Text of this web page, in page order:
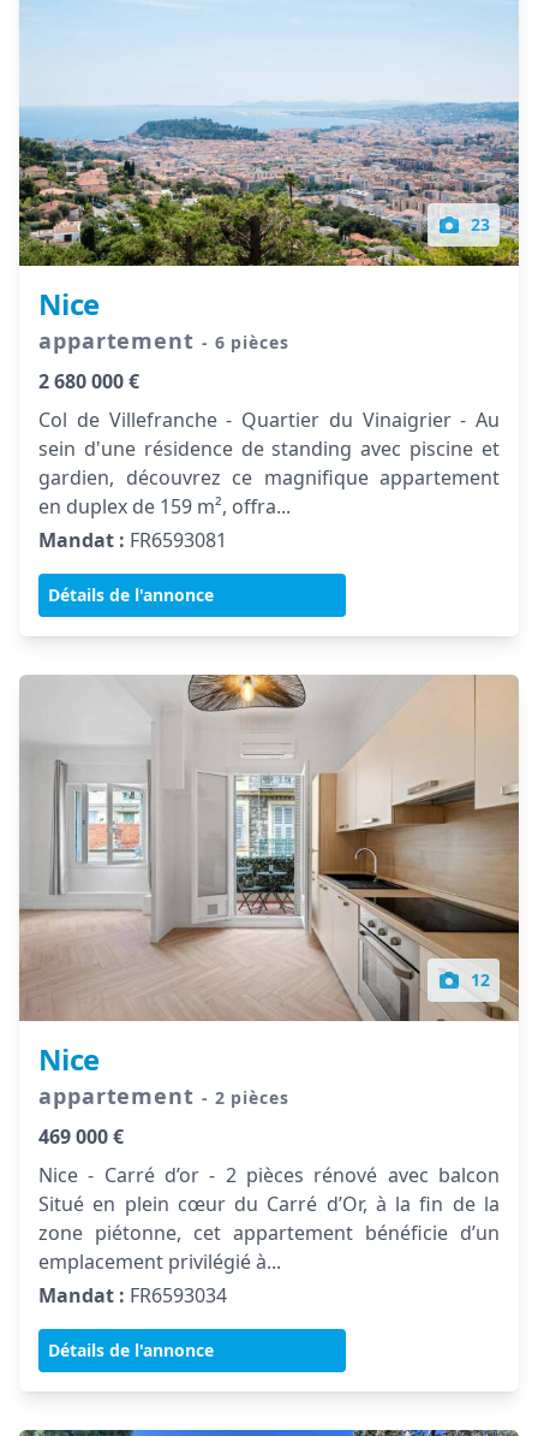
23
Nice
appartement - 6 pièces
2 680 000 €
Col de Villefranche - Quartier du Vinaigrier - Au
sein d'une résidence de standing avec piscine et
gardien, découvrez ce magnifique appartement
en duplex de 159 m², offra...
Mandat : FR6593081
Détails de l'annonce
12
Nice
appartement - 2 pièces
469 000 €
Nice - Carré d’or - 2 pièces rénové avec balcon
Situé en plein cœur du Carré d’Or, à la fin de la
zone piétonne, cet appartement bénéficie d’un
emplacement privilégié à...
Mandat : FR6593034
Détails de l'annonce